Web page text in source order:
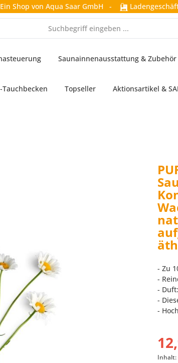
Ein Shop von Aqua Saar GmbH -
Saunainnenausstattung & Zubehör
Tauchbecken Topseller Aktionsartikel &
- Zu
-
-
-
-
Inhalt: